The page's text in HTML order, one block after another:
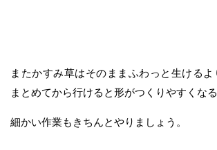
またかすみ草はそのままふわっと生ける
まとめてから行けると形がつくりやすくなる
細かい作業もきちんとやりましょう。